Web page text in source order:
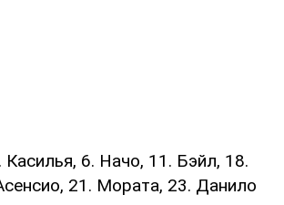
Касилья, 6. Начо, 11. Бэйл, 18.
21. Мората, 23. Данило